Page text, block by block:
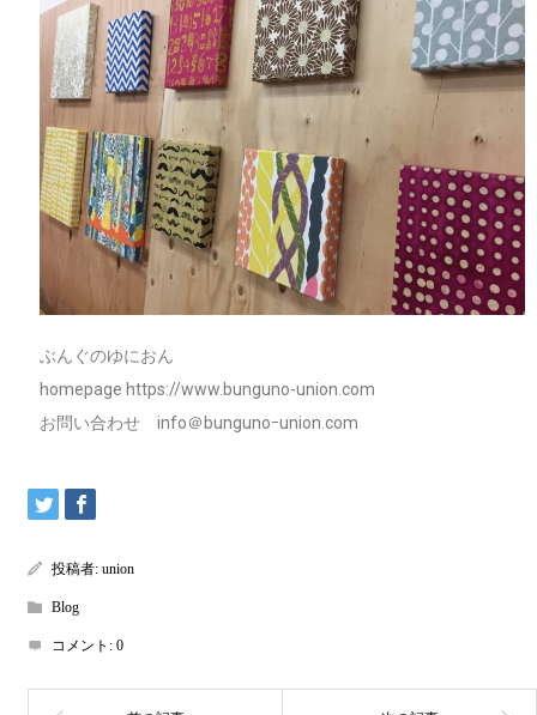
ぶんぐのゆにおん
homepage https://www.bunguno-union.com
お問い合わせ info＠bungunoｰunion.com
投稿者:union
Blog
コメント:0